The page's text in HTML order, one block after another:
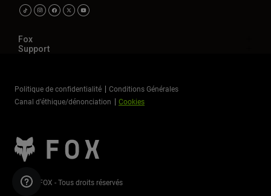
Fox
Support
Politique de confidentialité
Conditions Générales
Canal d’éthique/dénonciation
Cookies
©2026 FOX - Tous droits réservés